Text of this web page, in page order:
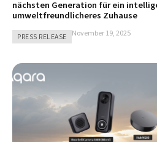
PRESS RELEASE
nächsten Generation für ein
umweltfreundlicheres Zuhause
November 19, 2025